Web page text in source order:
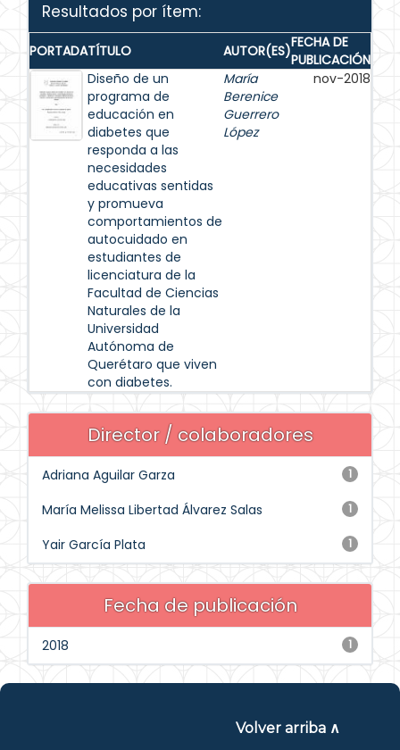
Resultados por ítem:
PORTADATÍTULO AUTOR(ES)FECHA DE
PUBLICACIÓN
Diseño de un
programa de
educación en
diabetes que
responda a las
necesidades
educativas sentidas
y promueva
comportamientos de
autocuidado en
estudiantes de
licenciatura de la
Facultad de Ciencias
Naturales de la
Universidad
Autónoma de
Querétaro que viven
con diabetes.
María
Berenice
Guerrero
López
nov-2018
Director / colaboradores
1
Adriana Aguilar Garza
1
María Melissa Libertad Álvarez Salas
1
Yair García Plata
Fecha de publicación
1
2018
Volver arriba ∧